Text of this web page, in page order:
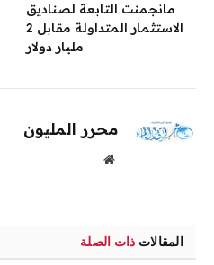
مانجمنت التابعة لصناديق
الاستثمار المتداولة مقابل 2
مليار دولار
محرر المليون
موقع
المقالات ذات الصلة